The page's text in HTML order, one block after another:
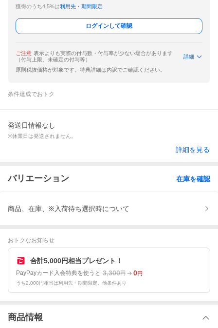
獲得のうち4.5%は利用先・期間限定
ログインして確認
ご注意 表示よりも実際の付与数・付与率が少ない場合があります
（付与上限、未確定の付与等）
詳細
原則税抜価格が対象です。特典詳細は内訳でご確認ください。
条件達成でおトク
発送日情報なし
※休業日は発送されません。
詳細を見る
バリエーション 在庫を確認
商品、在庫、※入荷待ち選択時について
おトクなお知らせ
合計5,000円相当プレゼント！
PayPayカード入会特典を使うと 3,300円 0円
うち2,000円相当は利用先・期間限定。他条件あり
商品情報